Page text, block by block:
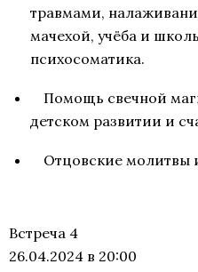
травмами,
мачехой, учёба и
психосоматика.
Помощь свечной
детском развитии и
Отцовские молитвы
Встреча 4
26.04.2024 в 20:00